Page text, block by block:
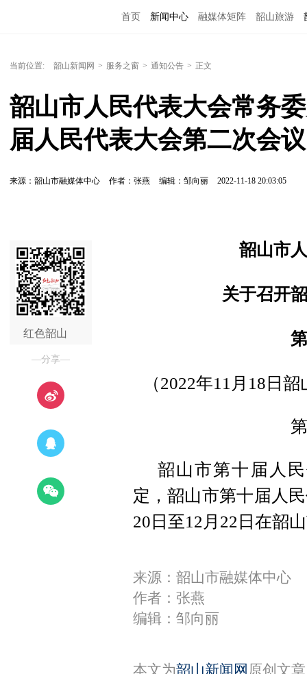
首页 新闻中心 融媒体矩阵 韶山旅游
当前位置: 韶山新闻网 > 服务之窗 > 通知公告 > 正文
韶山市人民代表大会常务
届人民代表大会第二次会
来源：韶山市融媒体中心 作者：张燕 编辑：邹向丽 2022-11-18 20:03:05
红色韶山
—分享—
韶山市
关于召开
（2022年11月18日
韶山市第十届人
定，韶山市第十届人
20日至12月22日在韶
来源：韶山市融媒体中心
作者：张燕
编辑：邹向丽
本文为韶山新闻网 原创文